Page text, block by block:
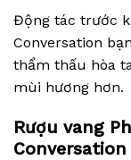
Động tác trước
Conversation
thẩm thấu hòa
mùi hương hơn.
Rượu vang